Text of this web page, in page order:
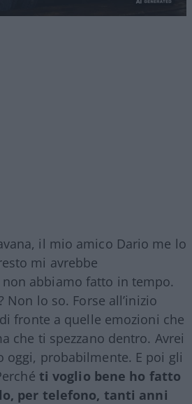
il mio amico Dario me lo
mi avrebbe
abbiamo fatto in tempo.
Non lo so. Forse all’inizio
fronte a quelle emozioni che
che ti spezzano dentro. Avrei
oggi, probabilmente. E poi gli
ti voglio bene ho fatto
per telefono, tanti anni